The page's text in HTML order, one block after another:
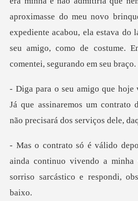
aproximasse do meu novo
expediente acabou, el
Já que assinaremos um contrato
inda continuo vivendo a
sorr